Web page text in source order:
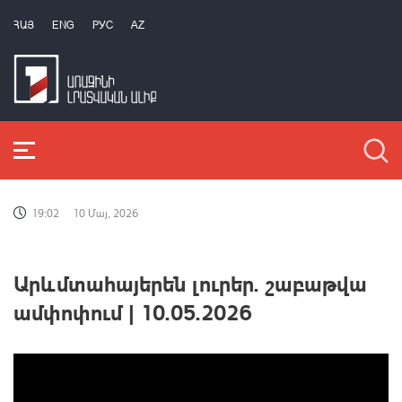
ՀԱՅ ENG РУС AZ
19:02 10 Մայ, 2026
Արևմտահայերեն լուրեր. շաբաթվա
ամփոփում | 10.05.2026